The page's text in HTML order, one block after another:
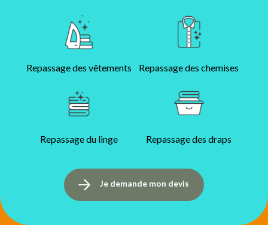
Repassage des vêtements Repassage des chemises
Repassage du linge Repassage des draps
Je demande mon devis